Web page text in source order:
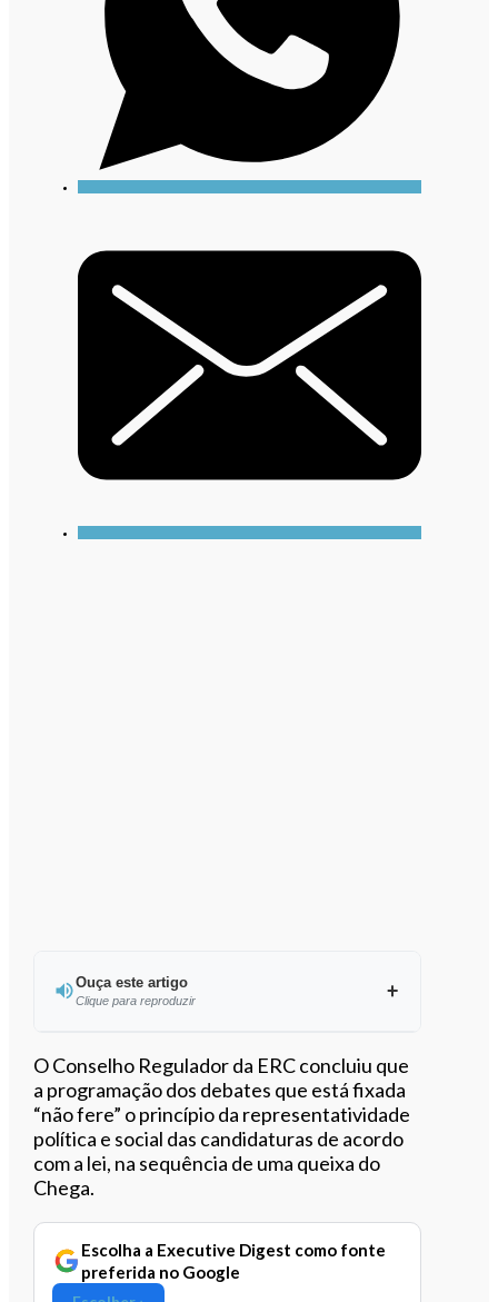
Ouça este artigo
Clique para reproduzir
Ouvir este artigo
O Conselho Regulador da ERC concluiu que
a programação dos debates que está fixada
“não fere” o princípio da representatividade
política e social das candidaturas de acordo
com a lei, na sequência de uma queixa do
Chega.
Escolha a Executive Digest como fonte
preferida no Google